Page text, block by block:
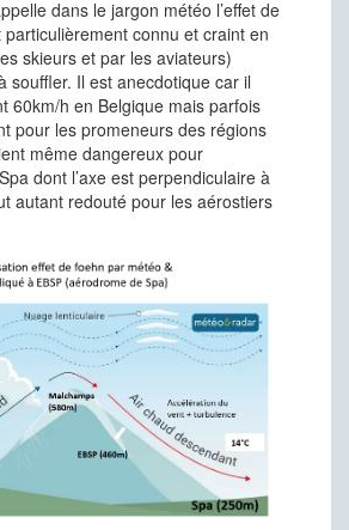
dans le jargon météo l’effet de
connu et craint en
skieurs et par les aviateurs)
souffler. Il est anecdotique car il
60km/h en Belgique mais parfois
pour les promeneurs des régions
même dangereux pour
dont l’axe est perpendiculaire à
autant redouté pour les aérostiers